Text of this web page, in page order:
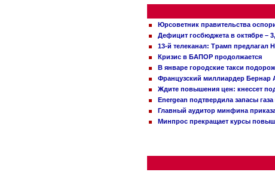
Юрсоветник правительства
Дефицит госбюджета в октябре –
13-й телеканал: Трамп предлагал
Кризис в БАПОР продолжается
В январе городские такси
Французский миллиардер Бернар
Ждите повышения цен: кнессет
Energean подтвердила запасы
Главный аудитор минфина
Минпрос прекращает курсы